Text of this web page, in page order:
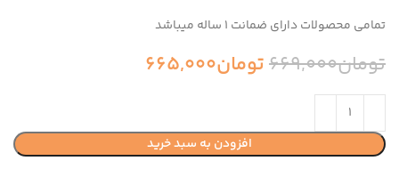
تمامی محصولات دارای ضمانت ۱ ساله میباشد
تومان669,000تومان665,000
افزودن به سبد خرید